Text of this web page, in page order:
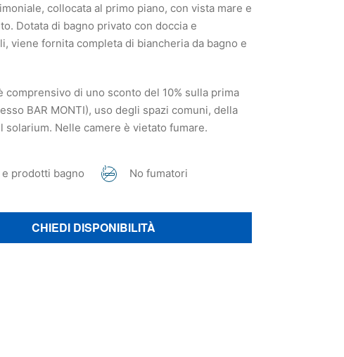
collocata al primo piano, con vista mare e
Dotata di bagno privato con doccia e
viene fornita completa di biancheria da bagno e
comprensivo di uno sconto del 10% sulla prima
BAR MONTI), uso degli spazi comuni, della
solarium. Nelle camere è vietato fumare.
e prodotti bagno No fumatori
CHIEDI DISPONIBILITÀ